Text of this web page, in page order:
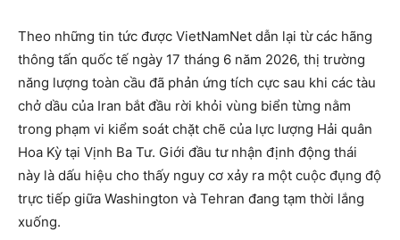
Theo những tin tức được VietNamNet dẫn lại từ các hãng
thông tấn quốc tế ngày 17 tháng 6 năm 2026, thị trường
năng lượng toàn cầu đã phản ứng tích cực sau khi các tàu
chở dầu của Iran bắt đầu rời khỏi vùng biển từng nằm
trong phạm vi kiểm soát chặt chẽ của lực lượng Hải quân
Hoa Kỳ tại Vịnh Ba Tư. Giới đầu tư nhận định động thái
này là dấu hiệu cho thấy nguy cơ xảy ra một cuộc đụng độ
trực tiếp giữa Washington và Tehran đang tạm thời lắng
xuống.